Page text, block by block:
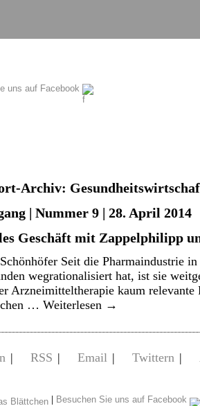
uns auf Facebook
Archiv:
| Nummer 9 | 28. April 2014
Geschäft mit Zappelphilipp
Seit die Pharmaindustrie
wegrationalisiert hat, ist sie
Arzneimitteltherapie kaum
… Weiterlesen →
| RSS | Email | Twittern |
| Besuchen Sie uns auf Facebook